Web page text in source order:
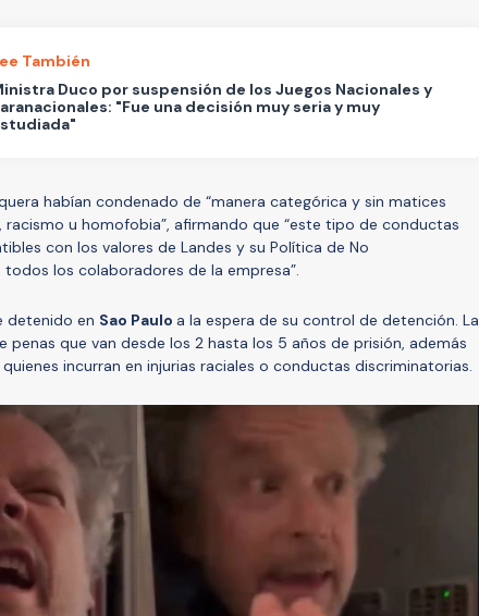
También
Duco por suspensión de los Juegos Nacionales y
"Fue una decisión muy seria y muy
habían condenado de “manera categórica y sin matices
u homofobia”, afirmando que “este tipo de conductas
con los valores de Landes y su Política de No
los colaboradores de la empresa”.
detenido en Sao Paulo a la espera de su control de detención. La
penas que van desde los 2 hasta los 5 años de prisión, además
incurran en injurias raciales o conductas discriminatorias.